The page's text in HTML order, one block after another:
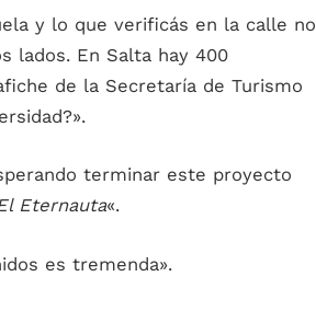
y lo que verificás en la calle no
lados. En Salta hay 400
de la Secretaría de Turismo
terminar este proyecto
Eternauta«.
es tremenda».